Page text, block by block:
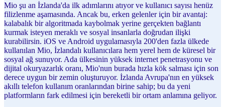
Mio şu an İzlanda'da ilk adımlarını atıyor ve kullanıcı sayısı henüz
filizlenme aşamasında. Ancak bu, erken gelenler için bir avantaj:
kalabalık bir algoritmada kaybolmak yerine gerçekten bağlantı
kurmak isteyen meraklı ve sosyal insanlarla doğrudan ilişki
kurabilirsin. iOS ve Android uygulamasıyla 200'den fazla ülkede
kullanılan Mio, İzlandalı kullanıcılara hem yerel hem de küresel bir
sosyal ağ sunuyor. Ada ülkesinin yüksek internet penetrasyonu ve
dijital okuryazarlık oranı, Mio'nun burada hızla kök salması için son
derece uygun bir zemin oluşturuyor. İzlanda Avrupa'nın en yüksek
akıllı telefon kullanım oranlarından birine sahip; bu da yeni
platformların fark edilmesi için bereketli bir ortam anlamına geliyor.